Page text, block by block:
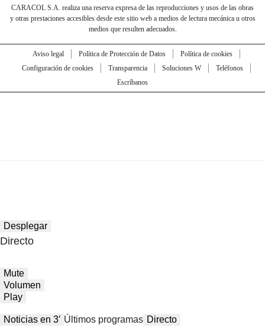
CARACOL S.A. realiza una reserva expresa de las reproducciones y usos de las obras
y otras prestaciones accesibles desde este sitio web a medios de lectura mecánica u otros
medios que resulten adecuados.
Aviso legal Política de Protección de Datos
Política de cookies
Configuración de cookies
Transparencia Soluciones W
Teléfonos
Escríbanos
Desplegar
Directo
Mute
Volumen
Play
Noticias en 3′ Últimos programas Directo